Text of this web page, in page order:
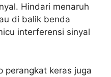
Hindari menaruh
di balik benda
interferensi sinyal
perangkat keras juga